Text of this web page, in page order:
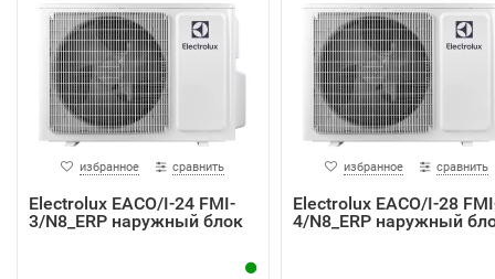
избранное сравнить
Electrolux EACO/I-24 FMI-
3/N8_ERP наружный блок
избранное сравнить
Electrolux EACO/I-28
4/N8_ERP наружный